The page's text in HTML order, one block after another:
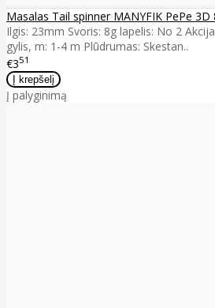
Masalas Tail spinner MANYFIK PePe 3D
Ilgis: 23mm Svoris: 8g lapelis: No 2
gylis, m: 1-4 m Plūdrumas: Skestan..
€351
Į palyginimą